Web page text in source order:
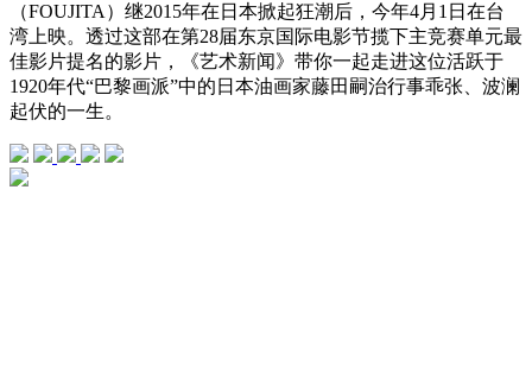
（FOUJITA）继2015年在日本掀起狂潮后，今年4月1日在台
湾上映。透过这部在第28届东京国际电影节揽下主竞赛单元最
佳影片提名的影片，《艺术新闻》带你一起走进这位活跃于
1920年代“巴黎画派”中的日本油画家藤田嗣治行事乖张、波澜
起伏的一生。